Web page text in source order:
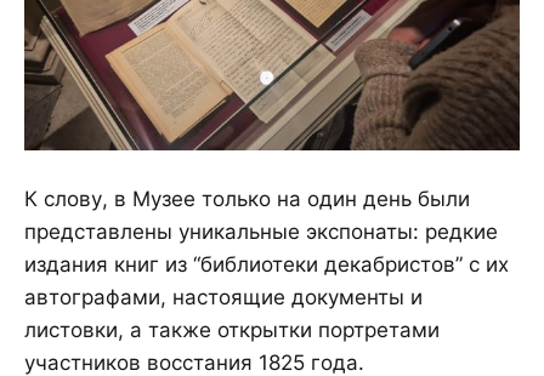
К слову, в Музее только на один день были
представлены уникальные экспонаты: редкие
издания книг из “библиотеки декабристов” с их
автографами, настоящие документы и
листовки, а также открытки портретами
участников восстания 1825 года.